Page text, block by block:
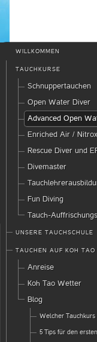
WILLKOMMEN
TAUCHKURSE
Schnuppertauchen
Open Water Diver
Advanced Open
Enriched Air /
Rescue Diver und
Divemaster
Fun Diving
Tauch-
UNSERE TAUCHSCHULE
TAUCHEN AUF KOH TAO
Anreise
Koh Tao Wetter
Blog
Welcher
5 Tips für den